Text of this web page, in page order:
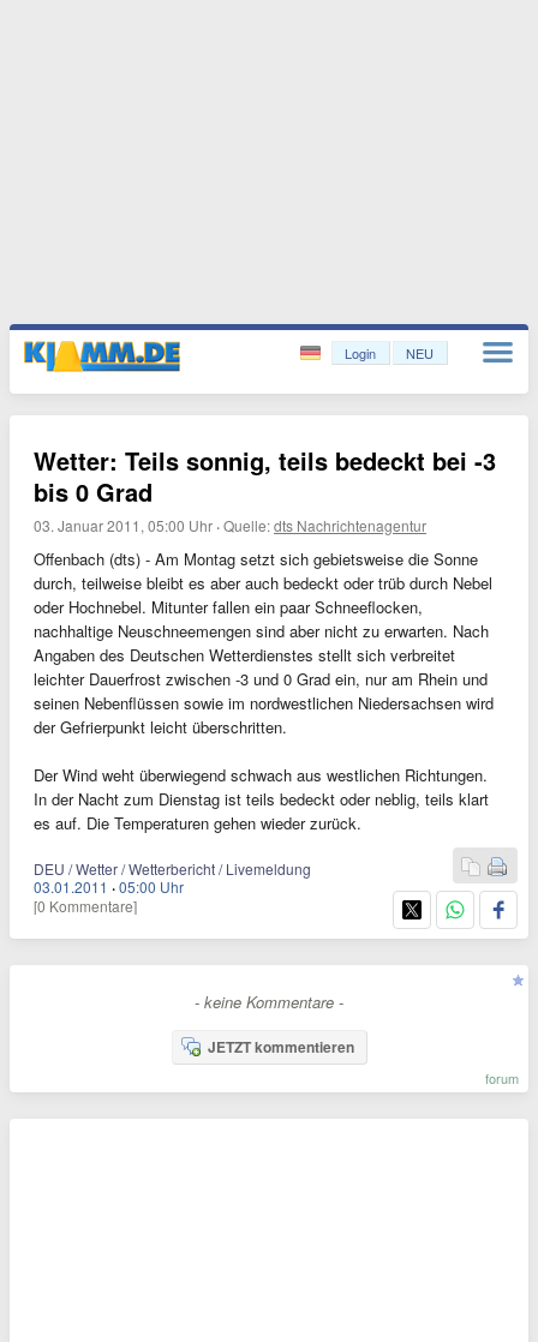
Login NEU
Wetter: Teils sonnig, teils bedeckt bei -3
bis 0 Grad
03. Januar 2011, 05:00 Uhr ·Quelle:dts Nachrichtenagentur
Offenbach (dts) - Am Montag setzt sich gebietsweise die Sonne
durch, teilweise bleibt es aber auch bedeckt oder trüb durch Nebel
oder Hochnebel. Mitunter fallen ein paar Schneeflocken,
nachhaltige Neuschneemengen sind aber nicht zu erwarten. Nach
Angaben des Deutschen Wetterdienstes stellt sich verbreitet
leichter Dauerfrost zwischen -3 und 0 Grad ein, nur am Rhein und
seinen Nebenflüssen sowie im nordwestlichen Niedersachsen wird
der Gefrierpunkt leicht überschritten.
Der Wind weht überwiegend schwach aus westlichen Richtungen.
In der Nacht zum Dienstag ist teils bedeckt oder neblig, teils klart
es auf. Die Temperaturen gehen wieder zurück.
DEU / Wetter / Wetterbericht / Livemeldung
03.01.2011 ·05:00 Uhr
[0 Kommentare]
- keine Kommentare -
JETZT kommentieren
forum